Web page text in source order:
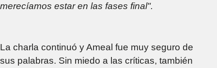
merecíamos estar en las fases final".
La charla continuó y Ameal fue muy seguro de
sus palabras. Sin miedo a las críticas, también